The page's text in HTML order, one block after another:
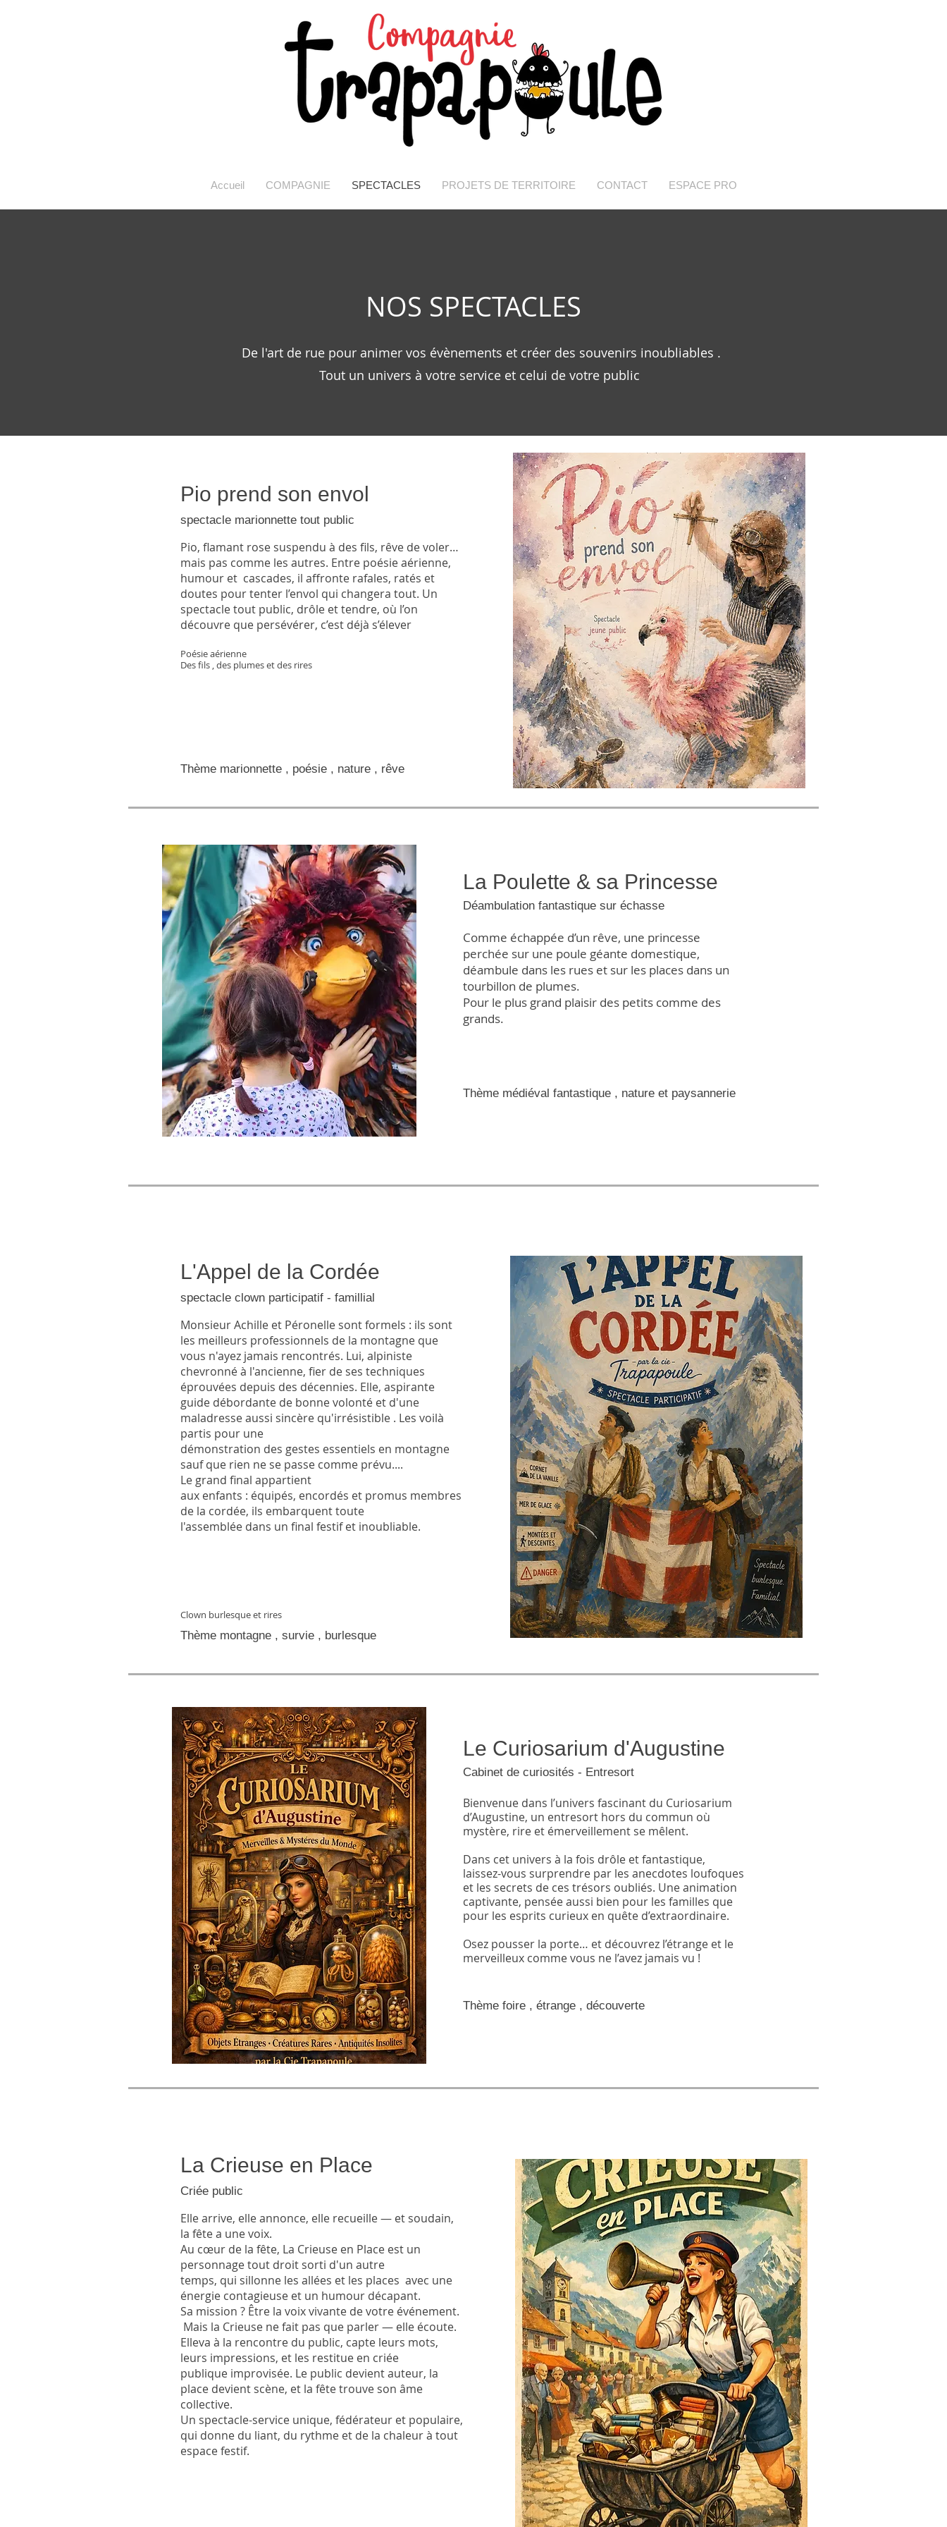
Accueil COMPAGNIE SPECTACLES PROJETS DE TERRITOIRE CONTACT ESPACE PRO
NOS SPECTACLES
De l'art de rue pour animer vos évènements et créer des souvenirs inoubliables .
Tout un univers à votre service et celui de votre public
Pio prend son envol
spectacle marionnette tout public
Pio, flamant rose suspendu à des fils, rêve de voler…
mais pas comme les autres. Entre poésie aérienne,
humour et cascades, il affronte rafales, ratés et
doutes pour tenter l’envol qui changera tout. Un
spectacle tout public, drôle et tendre, où l’on
découvre que persévérer, c’est déjà s’élever
Poésie aérienne
Des fils , des plumes et des rires
Thème marionnette , poésie , nature , rêve
La Poulette & sa Princesse
Déambulation fantastique sur échasse
Comme échappée d’un rêve, une princesse
perchée sur une poule géante domestique,
déambule dans les rues et sur les places dans un
tourbillon de plumes.
Pour le plus grand plaisir des petits comme des
grands.
Thème médiéval fantastique , nature et paysannerie
L'Appel de la Cordée
spectacle clown participatif - famillial
Monsieur Achille et Péronelle sont formels : ils sont
les meilleurs professionnels de la montagne que
vous n'ayez jamais rencontrés. Lui, alpiniste
chevronné à l'ancienne, fier de ses techniques
éprouvées depuis des décennies. Elle, aspirante
guide débordante de bonne volonté et d'une
maladresse aussi sincère qu'irrésistible . Les voilà
partis pour une
démonstration des gestes essentiels en montagne
sauf que rien ne se passe comme prévu....
Le grand final appartient
aux enfants : équipés, encordés et promus membres
de la cordée, ils embarquent toute
l'assemblée dans un final festif et inoubliable.
Clown burlesque et rires
Thème montagne , survie , burlesque
Le Curiosarium d'Augustine
Cabinet de curiosités - Entresort
Bienvenue dans l’univers fascinant du Curiosarium
d’Augustine, un entresort hors du commun où
mystère, rire et émerveillement se mêlent.
Dans cet univers à la fois drôle et fantastique,
laissez-vous surprendre par les anecdotes loufoques
et les secrets de ces trésors oubliés. Une animation
captivante, pensée aussi bien pour les familles que
pour les esprits curieux en quête d’extraordinaire.
Osez pousser la porte… et découvrez l’étrange et le
merveilleux comme vous ne l’avez jamais vu !
Thème foire , étrange , découverte
La Crieuse en Place
Criée public
Elle arrive, elle annonce, elle recueille — et soudain,
la fête a une voix.
Au cœur de la fête, La Crieuse en Place est un
personnage tout droit sorti d'un autre
temps, qui sillonne les allées et les places avec une
énergie contagieuse et un humour décapant.
Sa mission ? Être la voix vivante de votre événement.
Mais la Crieuse ne fait pas que parler — elle écoute.
Elleva à la rencontre du public, capte leurs mots,
leurs impressions, et les restitue en criée
publique improvisée. Le public devient auteur, la
place devient scène, et la fête trouve son âme
collective.
Un spectacle-service unique, fédérateur et populaire,
qui donne du liant, du rythme et de la chaleur à tout
espace festif.